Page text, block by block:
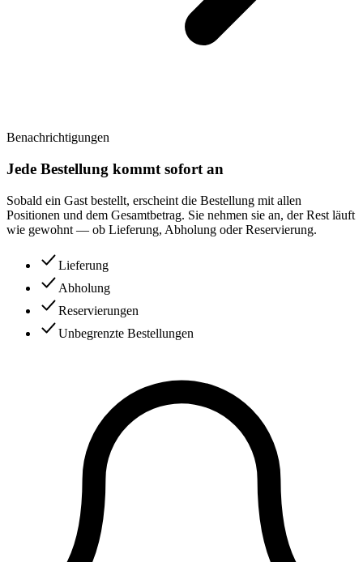
Benachrichtigungen
Jede Bestellung kommt sofort an
Sobald ein Gast bestellt, erscheint die Bestellung mit allen
Positionen und dem Gesamtbetrag. Sie nehmen sie an, der Rest läuft
wie gewohnt — ob Lieferung, Abholung oder Reservierung.
Lieferung
Abholung
Reservierungen
Unbegrenzte Bestellungen